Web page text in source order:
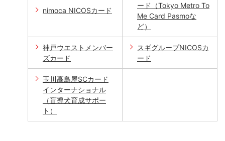
nimoca NICOSカード
ード（Tokyo Metro To
Me Card Pasmoな
ど）
神戸ウエストメンバー
ズカード
スギグループNICOSカ
ード
玉川高島屋SCカード
インターナショナル
（盲導犬育成サポー
ト）